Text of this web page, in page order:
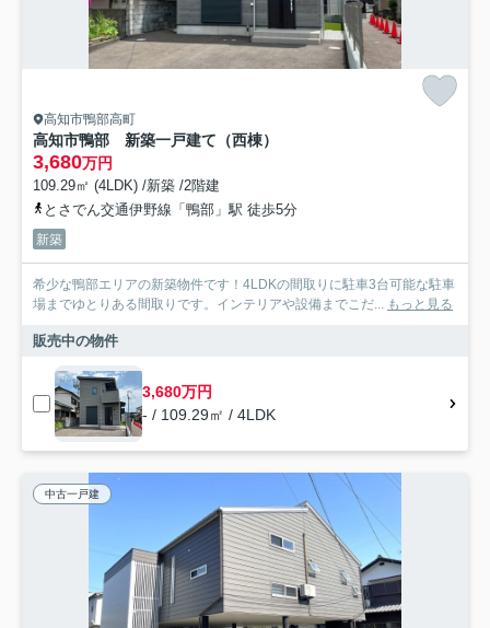
高知市鴨部高町
高知市鴨部 新築一戸建て（西棟）
3,680万円
109.29㎡ (4LDK) /新築 /2階建
とさでん交通伊野線「鴨部」駅 徒歩5分
新築
希少な鴨部エリアの新築物件です！4LDKの間取りに駐車3台可能な駐車
場までゆとりある間取りです。インテリアや設備までこだ... もっと見る
販売中の物件
3,680万円
- / 109.29㎡ / 4LDK
中古一戸建